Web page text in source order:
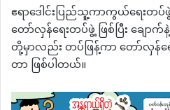
ဧရာဒေါင်းပြည်သူ့ကာကွယ်ရေးတ
တော်လှန်ရေးတပ်ဖွဲ့ ဖြစ်ပြီး ချော
တို့မှာလည်း တပ်ဖြန့်ကာ တော်လှန်ရ
တာ ဖြစ်ပါတယ်။